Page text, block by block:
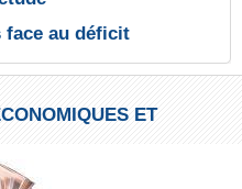
face au déficit
ET